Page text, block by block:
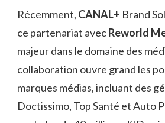
Récemment, CANAL+ Brand
ce partenariat avecReworld
majeur dans le domaine des
collaboration ouvre grand les
marques médias, incluant des
Doctissimo, Top Santé et Auto